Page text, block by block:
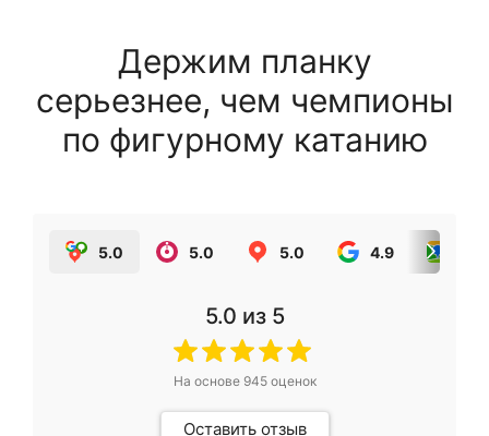
Держим планку
серьезнее, чем чемпионы
по фигурному катанию
5.0 5.0 5.0 4.9
5.0 из 5
На основе 945оценок
Оставить отзыв